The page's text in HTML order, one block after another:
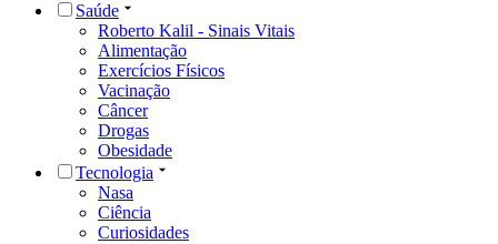
Saúde
Roberto Kalil - Sinais Vitais
Alimentação
Exercícios Físicos
Vacinação
Câncer
Drogas
Obesidade
Tecnologia
Nasa
Ciência
Curiosidades